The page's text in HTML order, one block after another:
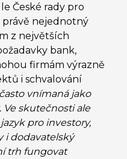
České rady pro
právě nejednotný
z největších
bank,
firmám výrazně
i schvalování
vnímaná jako
skutečnosti ale
pro investory,
i dodavatelský
trh fungovat